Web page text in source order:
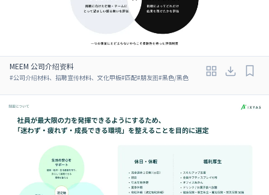
MEEM 公司介绍资料
#公司介绍材料、招聘宣传材料、文化甲板#匹配#朋友图#黑色/黑色